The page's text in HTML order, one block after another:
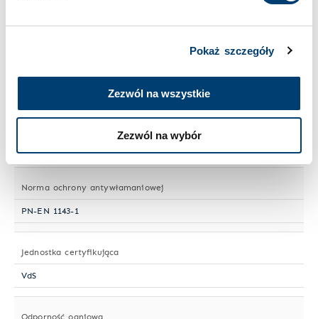
Pokaż szczegóły
Zezwól na wszystkie
Zezwól na wybór
Norma ochrony antywłamaniowej
PN-EN 1143-1
Jednostka certyfikująca
VdS
Odporność ogniowa